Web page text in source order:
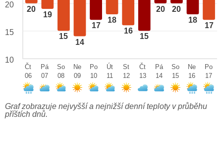
20
19
15
14
17
18
16
15
20 20
18
17
20
15
10
Čt
06
Pá
07
So
08
Ne
09
Po
10
Út
11
St
12
Čt
13
Pá
14
So
15
Ne
16
Po
17
Graf zobrazuje nejvyšší a nejnižší denní teploty v průběhu
příštích dnů.